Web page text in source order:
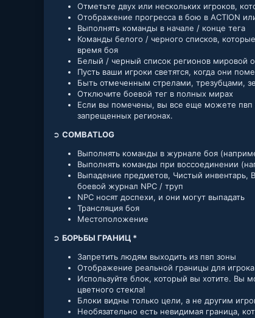
Отметьте двух или нескольких игроков,
Отображение прогресса в бою в ACTION
Выполнять команды в начале / конце тега
Команды белого / черного списков,
время боя
Белый / черный список регионов мировой
Пусть ваши игроки светятся, когда они
Быть отмеченным стрелами, трезубцами,
Отключите боевой тег в полных мирах
Если вы помечены, вы все еще можете
запрещенных регионах.
➲ COMBATLOG
Выполнять команды в журнале боя
Выполнять команды при воссоединении
Выпадение предметов, Чистый инвентарь,
боевой журнал NPC / труп
NPC носят доспехи, и они могут выпадать
Трансляция боя
Местоположение
➲ БОРЬБЫ ГРАНИЦ *
Запретить людям выходить из пвп зоны
Отображение реальной границы для
Используйте блок, который вы хотите. Вы
цветного стекла!
Блоки видны только цели, а не другим
Необязательно есть невидимая граница,